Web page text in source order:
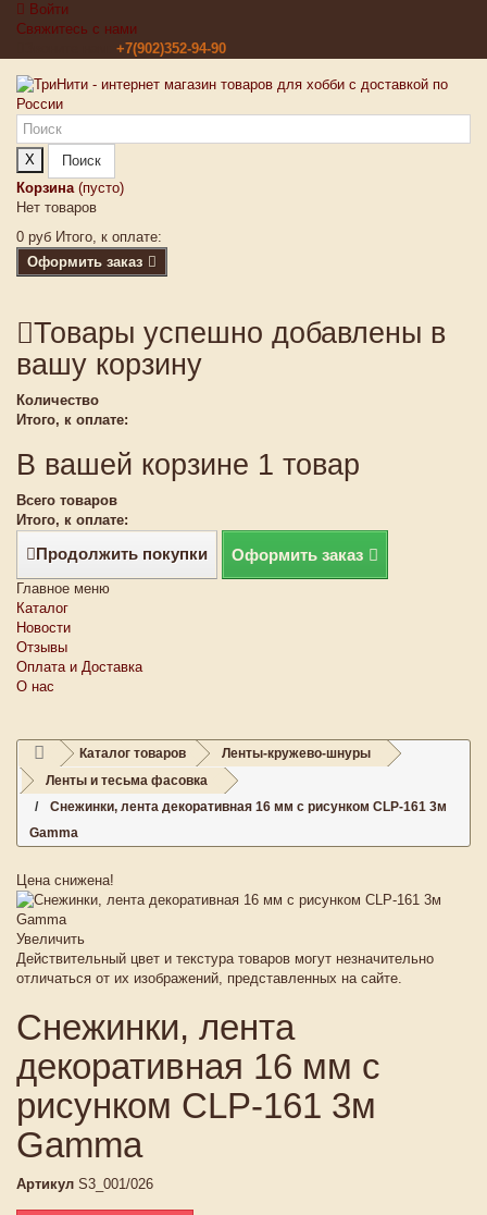
Войти
Свяжитесь с нами
+7(902)352-94-90
X
Поиск
Корзина (пусто)
Нет товаров
0 руб Итого, к оплате:
Оформить заказ
Товары успешно добавлены в
вашу корзину
Количество
Итого, к оплате:
В вашей корзине 1 товар
Всего товаров
Итого, к оплате:
Продолжить покупки Оформить заказ
Главное меню
Каталог
Новости
Отзывы
Оплата и Доставка
О нас
Каталог товаров
Ленты-кружево-шнуры
Ленты и тесьма фасовка
Снежинки, лента декоративная 16 мм с рисунком CLP-161 3м
Gamma
Цена снижена!
Увеличить
Действительный цвет и текстура товаров могут незначительно
отличаться от их изображений, представленных на сайте.
Снежинки, лента
декоративная 16 мм с
рисунком CLP-161 3м
Gamma
Артикул S3_001/026